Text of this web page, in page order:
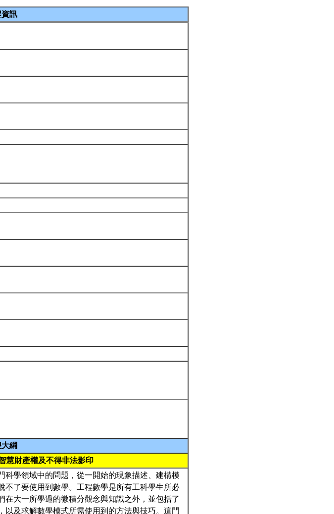
訊
綱
慧財產權及不得非法影印
學領域中的問題，從一開始的現象描述、建構模
不了要使用到數學。工程數學是所有工科學生所必
大一所學過的微積分觀念與知識之外，並包括了
及求解數學模式所需使用到的方法與技巧。這門